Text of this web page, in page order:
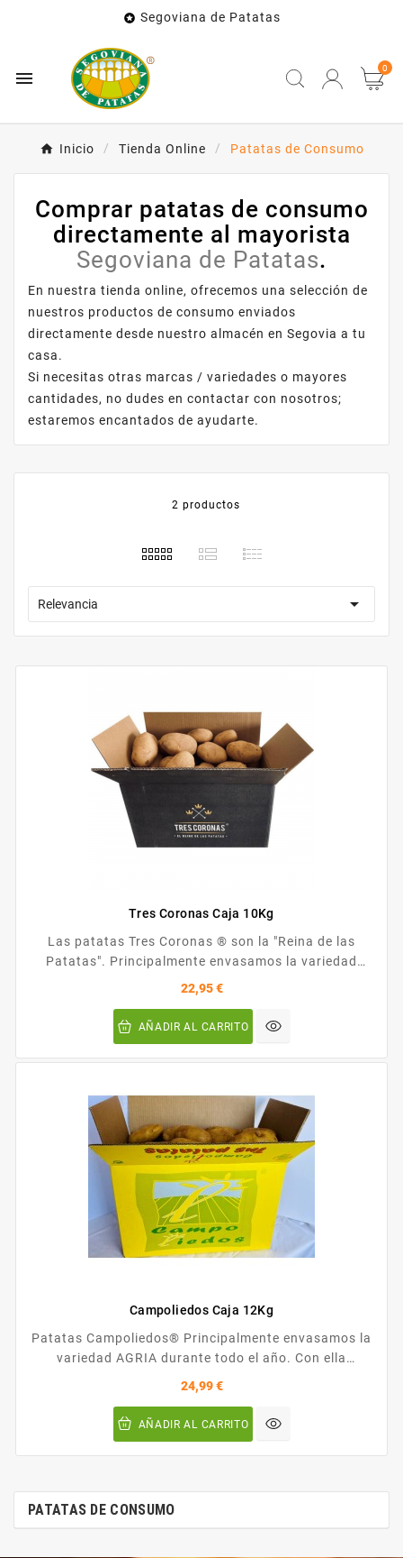
 Segoviana de Patatas
 0
Inicio Tienda Online Patatas de Consumo
Comprar patatas de consumo
directamente al mayorista
Segoviana de Patatas.
En nuestra tienda online, ofrecemos una selección de
nuestros productos de consumo enviados
directamente desde nuestro almacén en Segovia a tu
casa.
Si necesitas otras marcas / variedades o mayores
cantidades, no dudes en contactar con nosotros;
estaremos encantados de ayudarte.
2 productos
Relevancia 
Tres Coronas Caja 10Kg
Las patatas Tres Coronas ® son la "Reina de las
Patatas". Principalmente envasamos la variedad
VOYAGER durante todo el año que nuestra empresa
brinda a los consumidores la posibilidad de saborear
una patata exclusiva que tanto fritas como cocidas
evocarán sensaciones inolvidables. VOYAGER es una
22,95 €Precio
AÑADIR AL CARRITO
Campoliedos Caja 12Kg
Patatas Campoliedos® Principalmente envasamos la
variedad AGRIA durante todo el año. Con ella
garantizamos al consumidor fritura crujiente y un
espectacular color dorado que hará las delicias de
los amantes de la auténtica patata frita.
Recomendaciones de conservación: GUARDAR EN UN
LUGAR TOTALMENTE OSCURO, SECO Y FRESCO
24,99 €Precio
AÑADIR AL CARRITO
PATATAS DE CONSUMO